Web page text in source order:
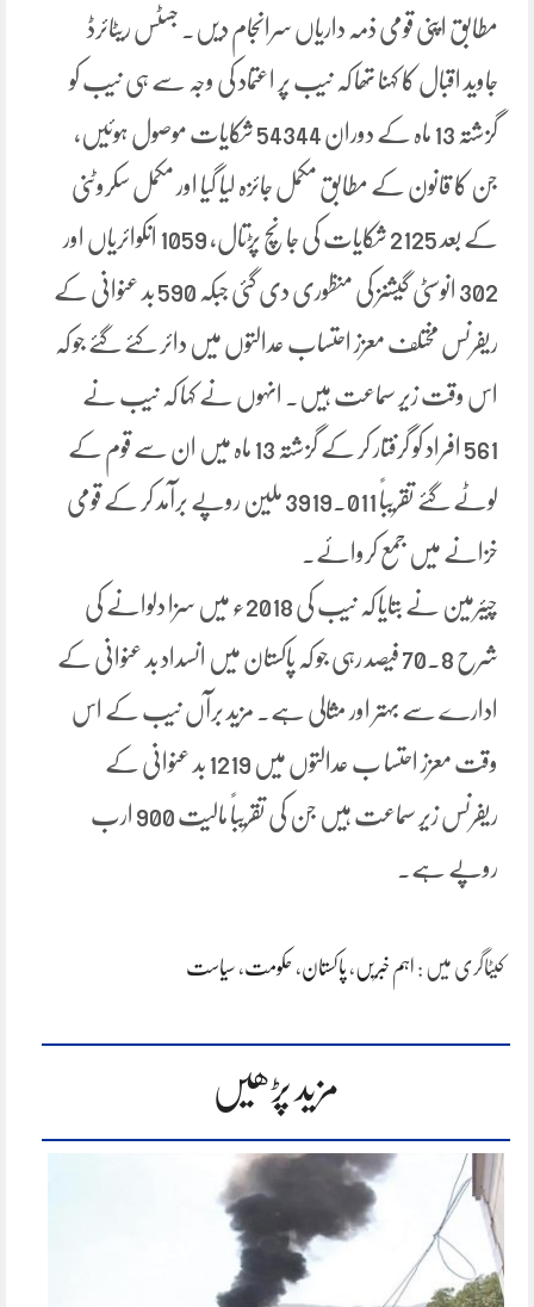
مطابق اپنی قومی ذمہ داریاں سرانجام دیں۔ جسٹس ریٹائرڈ
جاوید اقبال کا کہنا تھا کہ نیب پر اعتماد کی وجہ سے ہی نیب کو
گزشتہ 13 ماہ کے دوران 54344 شکایات موصول ہوئیں،
جن کا قانون کے مطابق مکمل جائزہ لیا گیا اور مکمل سکروٹنی
کے بعد 2125 شکایات کی جانچ پڑتال، 1059 انکوائریاں اور
302 انوسٹی گیشنز کی منظوری دی گئی جبکہ 590 بد عنوانی کے
ریفرنس مختلف معزز احتساب عدالتوں میں دائر کئے گئے جو کہ
اس وقت زیر سماعت ہیں۔ انہوں نے کہا کہ نیب نے
561 افراد کو گرفتار کر کے گزشتہ 13 ماہ میں ان سے قوم کے
لوٹے گئے تقریباً 3919.011 ملین روپے برآمد کر کے قومی
خزانے میں جمع کروائے۔
چیئرمین نے بتایا کہ نیب کی 2018ء میں سزا دلوانے کی
شرح 70.8 فیصد رہی جو کہ پاکستان میں انسداد بد عنوانی کے
ادارے سے بہتر اور مثالی ہے۔ مزید برآں نیب کے اس
وقت معزز احتسا ب عدالتوں میں 1219 بد عنوانی کے
ریفرنس زیر سماعت ہیں جن کی تقریباً مالیت 900 ارب
روپے ہے۔
کیٹاگری میں : اہم خبریں، پاکستان، حکومت، سیاست
مزید پڑھیں